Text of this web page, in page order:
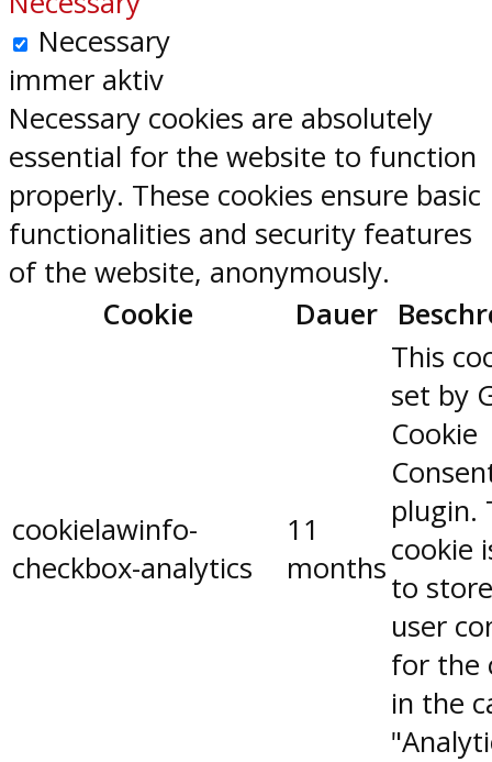
Necessary
immer aktiv
Necessary cookies are absolutely
essential for the website to function
properly. These cookies ensure basic
functionalities and security features
of the website, anonymously.
Cookie
Dauer
cookielawinfo-
checkbox-analytics
11
months
This
set by
Cookie
plugin.
cookie
to
user
for the
in the